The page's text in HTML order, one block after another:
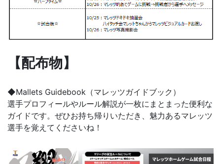
【配布物】
◆Mallets Guidebook（マレッツガイドブック）
選手プロフィールやルール解説が一枚にまとまった便利な
ガイドです。ぜひお持ち帰りいただき、魅力あるマレッツ
選手を覚えてくださいね！